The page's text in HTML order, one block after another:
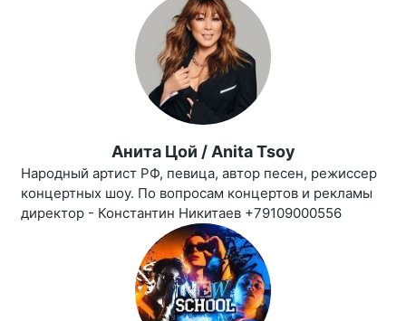
Анита Цой / Anita Tsoy
Народный артист РФ, певица, автор песен, режиссер
концертных шоу. По вопросам концертов и рекламы
директор - Константин Никитаев +79109000556